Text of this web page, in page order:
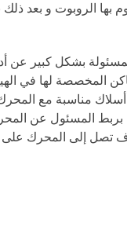
الروبوت و بعد ذلك
بشكل كبير عن
المخصصة لها في
مناسبة مع
بربط المسئول عن
سوف تصل إلى المحرك